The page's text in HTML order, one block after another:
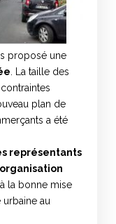
proposé une
. La taille des
plan de
a été
représentants
la bonne mise
au